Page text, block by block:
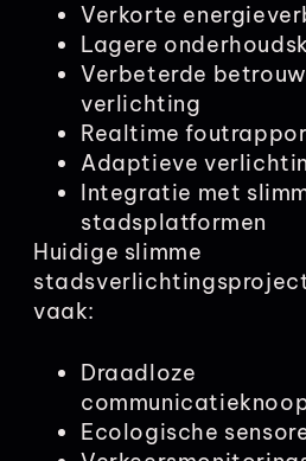
Verkorte
Lagere
Verbeterde
verlichting
Realtime
Adaptieve
Integratie met
stadsplatformen
Huidige slimme
vaak:
Draadloze
Ecologische